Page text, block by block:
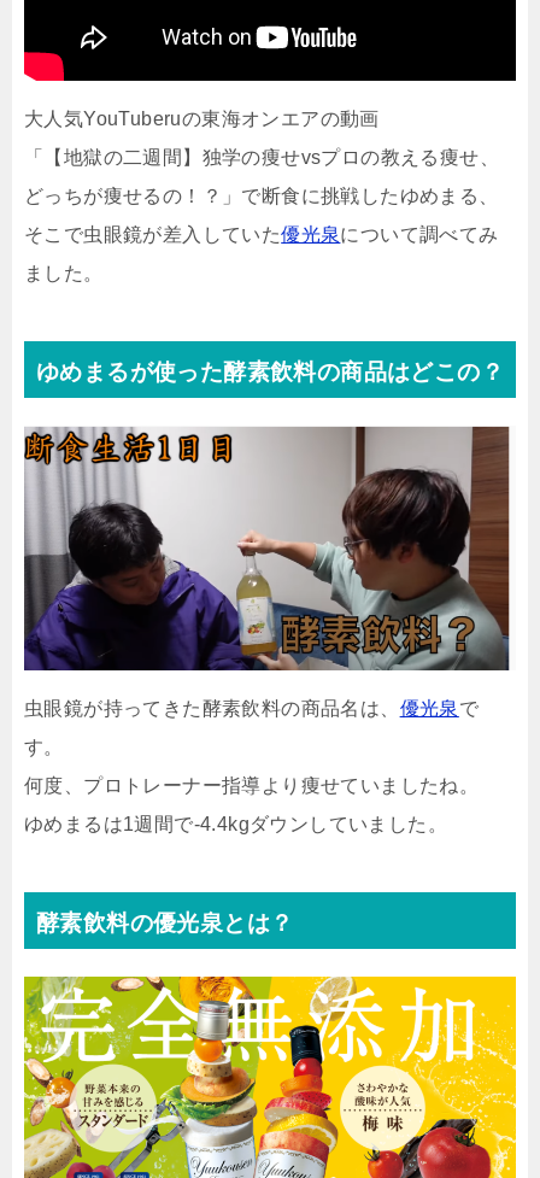
大人気YouTuberuの東海オンエアの動画
「【地獄の二週間】独学の痩せvsプロの教える痩せ、
どっちが痩せるの！？」で断食に挑戦したゆめまる、
そこで虫眼鏡が差入していた優光泉について調べてみ
ました。
ゆめまるが使った酵素飲料の商品はどこの？
虫眼鏡が持ってきた酵素飲料の商品名は、 優光泉 で
す。
何度、プロトレーナー指導より痩せていましたね。
ゆめまるは1週間で-4.4kgダウンしていました。
酵素飲料の優光泉とは？